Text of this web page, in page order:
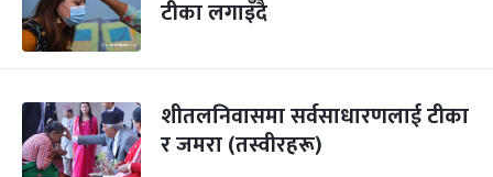
टीका लगाइँदै
शीतलनिवासमा सर्वसाधारणलाई टीका
र जमरा (तस्वीरहरू)